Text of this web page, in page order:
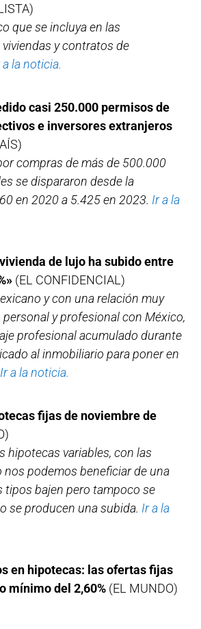
que se incluya en las
y contratos de
a la noticia.
casi 250.000 permisos de
e inversores extranjeros
compras de más de 500.000
se dispararon desde la
en 2020 a 5.425 en 2023. Ir a la
de lujo ha subido entre
(EL CONFIDENCIAL)
y con una relación muy
personal y profesional con México,
profesional acumulado durante
al inmobiliario para poner en
Ir a la noticia.
fijas de noviembre de
hipotecas variables, con las
nos podemos beneficiar de una
tipos bajen pero tampoco se
se producen una subida. Ir a la
en hipotecas: las ofertas fijas
mínimo del 2,60% (EL MUNDO)